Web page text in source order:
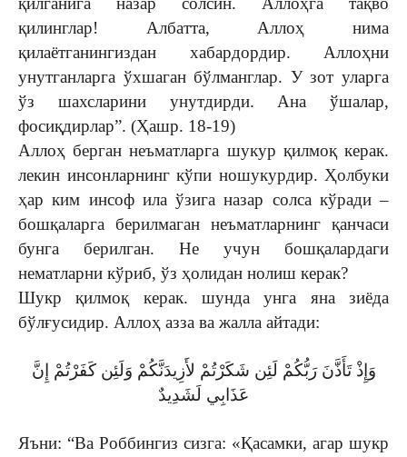
қилинглар! Албатта, Аллоҳ нима
қилаётганингиздан хабардордир. Аллоҳни
унутганларга ўхшаган бўлманглар. У зот уларга
ўз шахсларини унутдирди. Ана ўшалар,
фосиқдирлар”. (Ҳашр. 18-19)
Аллоҳ берган неъматларга шукур қилмоқ керак.
лекин инсонларнинг кўпи ношукурдир. Ҳолбуки
ҳар ким инсоф ила ўзига назар солса кўради –
бошқаларга берилмаган неъматларнинг қанчаси
бунга берилган. Не учун бошқалардаги
нематларни кўриб, ўз ҳолидан нолиш керак?
Шукр қилмоқ керак. шунда унга яна зиёда
бўлғусидир. Аллоҳ азза ва жалла айтади:
وَإِذْ تَأَذَّنَ رَبُّكُمْ لَئِن شَكَرْتُمْ لأَزِيدَنَّكُمْ وَلَئِن كَفَرْتُمْ إِنَّ
عَذَابِي لَشَدِيدٌ
Яъни: “Ва Роббингиз сизга: «Қасамки, агар шукр